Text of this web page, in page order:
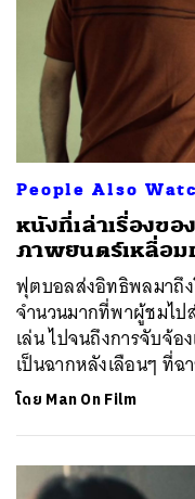
People Also
หนังที่เล่าเรื่องขอ
ภาพยนตร์เหลื่อ
ฟุตบอลส่งอิทธิพลมาถึง
จำนวนมากที่พาผู้ชมไป
เล่น ไปจนถึงการจับจ้อ
เป็นฉากหลังเลือนๆ ที่
โดย Man On Film